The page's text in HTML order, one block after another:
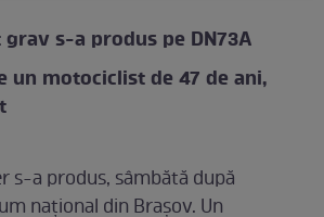
s-a produs pe DN73A
un motociclist de 47 de ani,
s-a produs, sâmbătă după
național din Brașov. Un